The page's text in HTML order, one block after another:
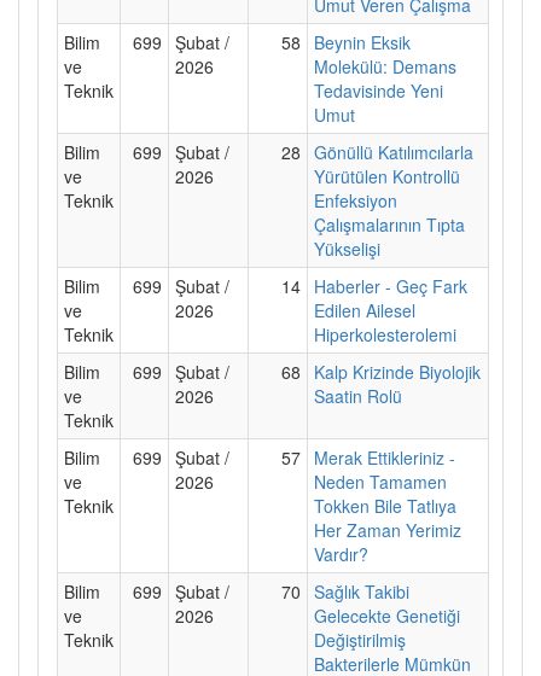
Bilim
ve
Teknik
699 Şubat /
2026
58
Beynin Eksik
Molekülü: Demans
Tedavisinde Yeni
Umut
Bilim
ve
Teknik
699 Şubat /
2026
28 Gönüllü Katılımcılarla
Yürütülen Kontrollü
Enfeksiyon
Çalışmalarının Tıpta
Yükselişi
Bilim
ve
Teknik
699 Şubat /
2026
14 Haberler - Geç Fark
Edilen Ailesel
Hiperkolesterolemi
Bilim
ve
Teknik
699 Şubat /
2026
68
Kalp Krizinde Biyolojik
Saatin Rolü
Bilim
ve
Teknik
699 Şubat /
2026
57 Merak Ettikleriniz -
Neden Tamamen
Tokken Bile Tatlıya
Her Zaman Yerimiz
Vardır?
Bilim
ve
Teknik
699 Şubat /
2026
70 Sağlık Takibi
Gelecekte Genetiği
Değiştirilmiş
Bakterilerle Mümkün